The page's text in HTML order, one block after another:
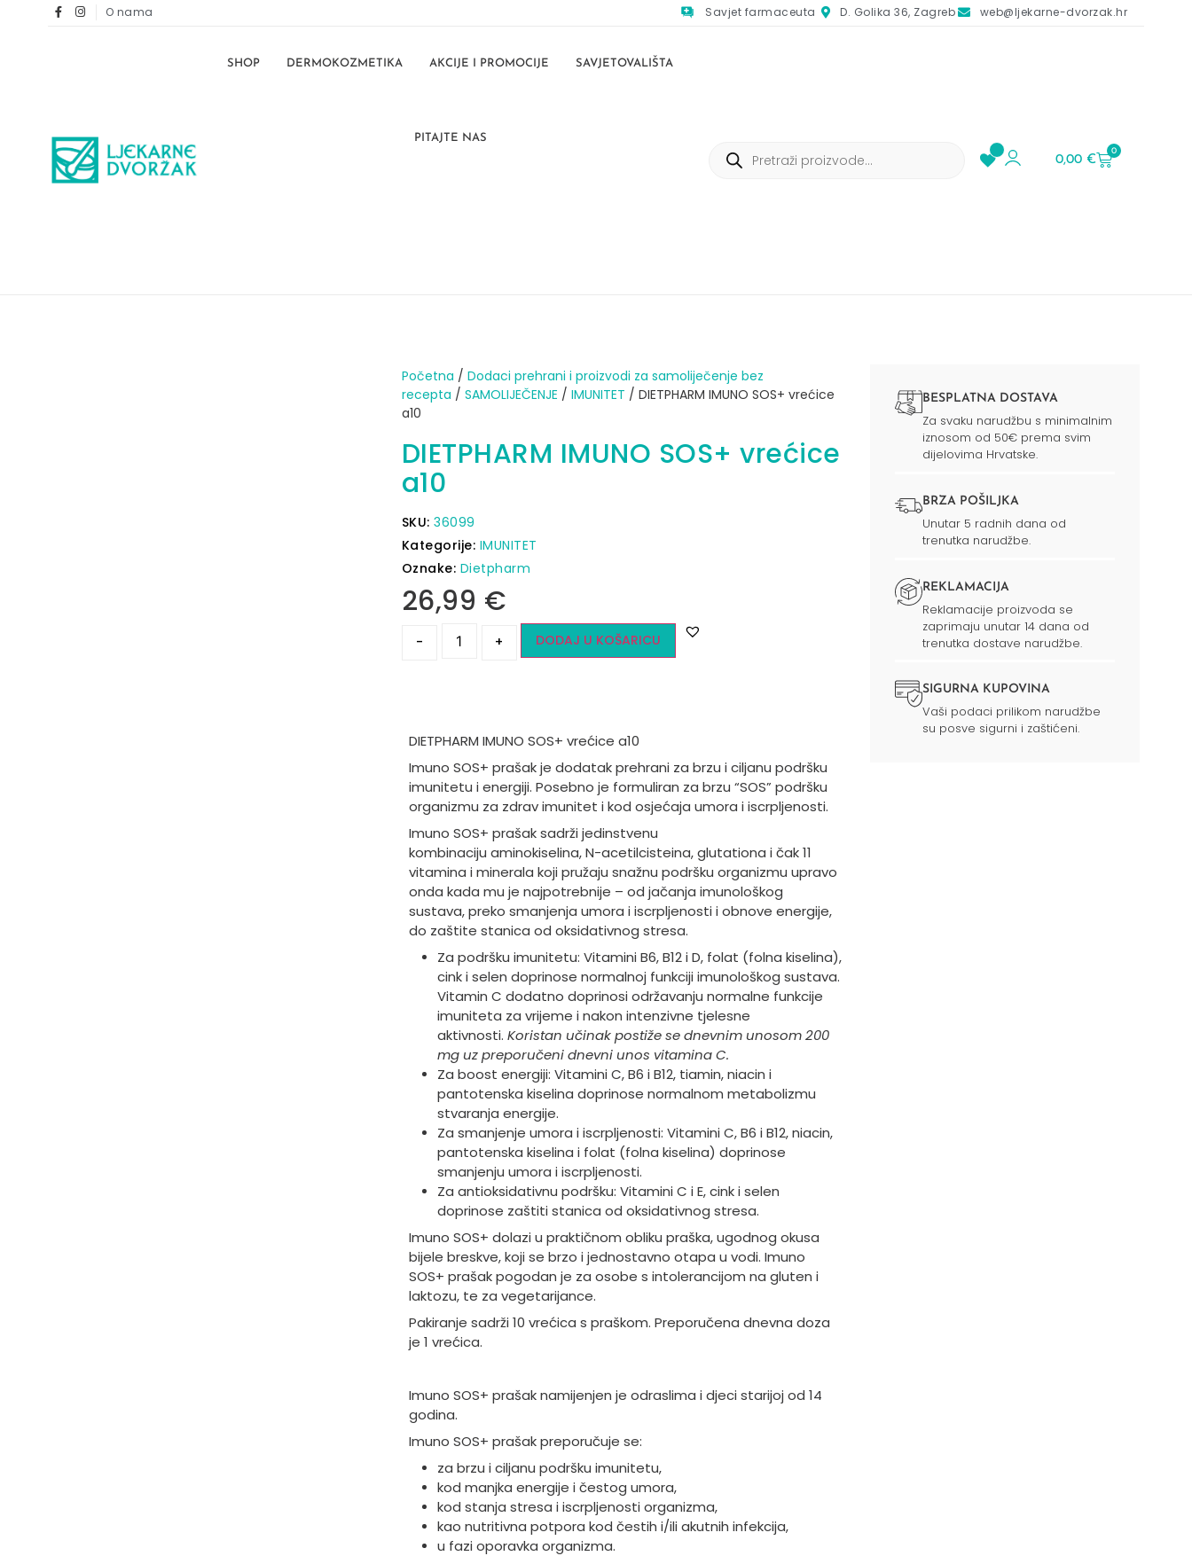
O nama Savjet farmaceuta D. Golika 36, Zagreb web@ljekarne-dvorzak.hr
SHOP DERMOKOZMETIKA AKCIJE I PROMOCIJE SAVJETOVALIŠTA
PITAJTE NAS
0,00€
0
Početna / Dodaci prehrani i proizvodi za samoliječenje bez
recepta / SAMOLIJEČENJE / IMUNITET / DIETPHARM IMUNO SOS+ vrećice
a10
DIETPHARM IMUNO SOS+ vrećice
a10
SKU: 36099
Kategorije: IMUNITET
Oznake: Dietpharm
26,99 €
- + DODAJ U KOŠARICU
DIETPHARM IMUNO SOS+ vrećice a10
Imuno SOS+ prašak je dodatak prehrani za brzu i ciljanu podršku
imunitetu i energiji. Posebno je formuliran za brzu “SOS” podršku
organizmu za zdrav imunitet i kod osjećaja umora i iscrpljenosti.
Imuno SOS+ prašak sadrži jedinstvenu
kombinaciju aminokiselina, N-acetilcisteina, glutationa i čak 11
vitamina i minerala koji pružaju snažnu podršku organizmu upravo
onda kada mu je najpotrebnije – od jačanja imunološkog
sustava, preko smanjenja umora i iscrpljenosti i obnove energije,
do zaštite stanica od oksidativnog stresa.
Za podršku imunitetu: Vitamini B6, B12 i D, folat (folna kiselina),
cink i selen doprinose normalnoj funkciji imunološkog sustava.
Vitamin C dodatno doprinosi održavanju normalne funkcije
imuniteta za vrijeme i nakon intenzivne tjelesne
aktivnosti. Koristan učinak postiže se dnevnim unosom 200
mg uz preporučeni dnevni unos vitamina C.
Za boost energiji: Vitamini C, B6 i B12, tiamin, niacin i
pantotenska kiselina doprinose normalnom metabolizmu
stvaranja energije.
Za smanjenje umora i iscrpljenosti: Vitamini C, B6 i B12, niacin,
pantotenska kiselina i folat (folna kiselina) doprinose
smanjenju umora i iscrpljenosti.
Za antioksidativnu podršku: Vitamini C i E, cink i selen
doprinose zaštiti stanica od oksidativnog stresa.
Imuno SOS+ dolazi u praktičnom obliku praška, ugodnog okusa
bijele breskve, koji se brzo i jednostavno otapa u vodi. Imuno
SOS+ prašak pogodan je za osobe s intolerancijom na gluten i
laktozu, te za vegetarijance.
Pakiranje sadrži 10 vrećica s praškom. Preporučena dnevna doza
je 1 vrećica.
Imuno SOS+ prašak namijenjen je odraslima i djeci starijoj od 14
godina.
Imuno SOS+ prašak preporučuje se:
za brzu i ciljanu podršku imunitetu,
kod manjka energije i čestog umora,
kod stanja stresa i iscrpljenosti organizma,
kao nutritivna potpora kod čestih i/ili akutnih infekcija,
u fazi oporavka organizma.
BESPLATNA DOSTAVA
Za svaku narudžbu s minimalnim
iznosom od 50€ prema svim
dijelovima Hrvatske.
BRZA POŠILJKA
Unutar 5 radnih dana od
trenutka narudžbe.
REKLAMACIJA
Reklamacije proizvoda se
zaprimaju unutar 14 dana od
trenutka dostave narudžbe.
SIGURNA KUPOVINA
Vaši podaci prilikom narudžbe
su posve sigurni i zaštićeni.